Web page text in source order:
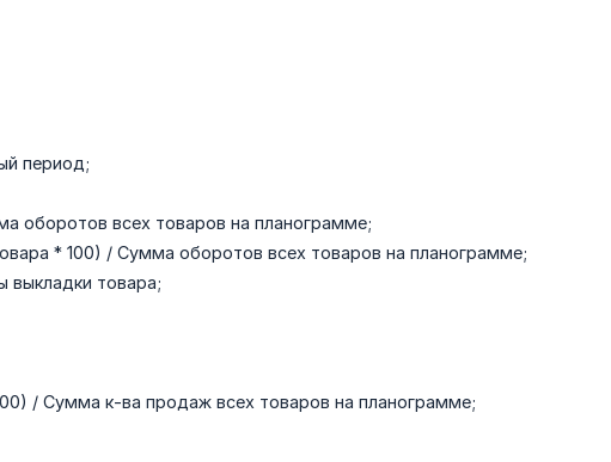
период;
оборотов всех товаров на планограмме;
* 100) / Сумма оборотов всех товаров на планограмме;
выкладки товара;
/ Сумма к-ва продаж всех товаров на планограмме;